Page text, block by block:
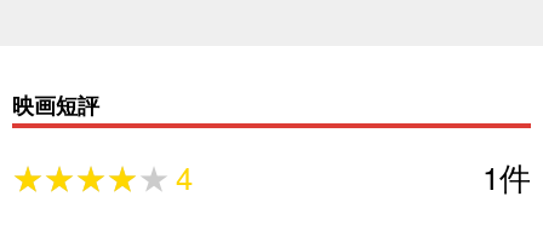
映画短評
★★★★★
★★★★★4 1件